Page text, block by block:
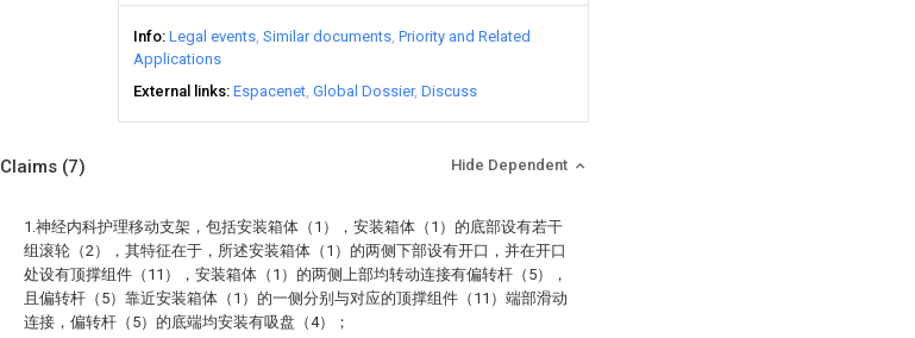
Info Legal events Similar documents Priority and Related
Applications
External links Espacenet Global Dossier Discuss
Claims (7) Hide Dependent
1.神经内科护理移动支架，包括安装箱体（1），安装箱体（1）的底部设有若干
组滚轮（2），其特征在于，所述安装箱体（1）的两侧下部设有开口，并在开口
处设有顶撑组件（11），安装箱体（1）的两侧上部均转动连接有偏转杆（5），
且偏转杆（5）靠近安装箱体（1）的一侧分别与对应的顶撑组件（11）端部滑动
连接，偏转杆（5）的底端均安装有吸盘（4）；